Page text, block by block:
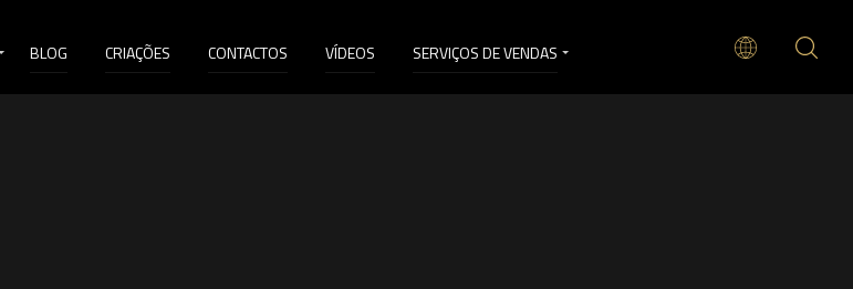
BLOG CRIAÇÕES CONTACTOS VÍDEOS SERVIÇOS DE VENDAS